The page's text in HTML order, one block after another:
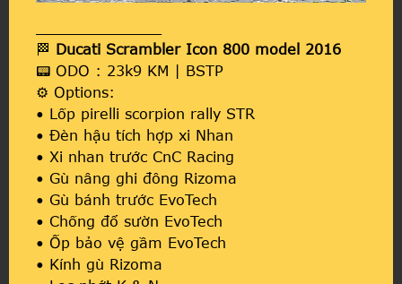
🏁 Ducati Scrambler Icon 800 model 2016
📟 ODO : 23k9 KM | BSTP
⚙️ Options:
• Lốp pirelli scorpion rally STR
• Đèn hậu tích hợp xi Nhan
• Xi nhan trước CnC Racing
• Gù nâng ghi đông Rizoma
• Gù bánh trước EvoTech
• Chống đổ sườn EvoTech
• Ốp bảo vệ gầm EvoTech
• Kính gù Rizoma